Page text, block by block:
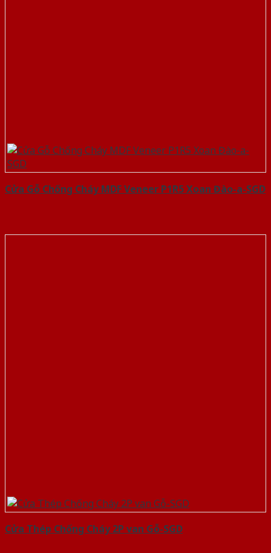
Cửa Gỗ Chống Cháy MDF Veneer P1R5 Xoan Đào-a-SGD
Cửa Thép Chống Cháy 2P van Gỗ-SGD